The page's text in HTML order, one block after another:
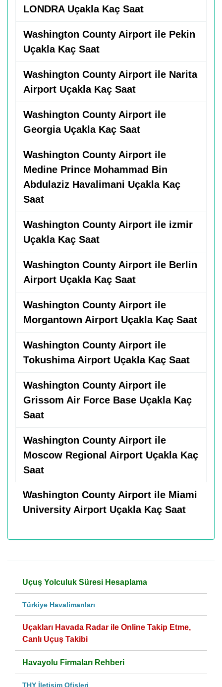
LONDRA Uçakla Kaç Saat
Washington County Airport ile Pekin
Uçakla Kaç Saat
Washington County Airport ile Narita
Airport Uçakla Kaç Saat
Washington County Airport ile
Georgia Uçakla Kaç Saat
Washington County Airport ile
Medine Prince Mohammad Bin
Abdulaziz Havalimani Uçakla Kaç
Saat
Washington County Airport ile izmir
Uçakla Kaç Saat
Washington County Airport ile Berlin
Airport Uçakla Kaç Saat
Washington County Airport ile
Morgantown Airport Uçakla Kaç Saat
Washington County Airport ile
Tokushima Airport Uçakla Kaç Saat
Washington County Airport ile
Grissom Air Force Base Uçakla Kaç
Saat
Washington County Airport ile
Moscow Regional Airport Uçakla Kaç
Saat
Washington County Airport ile Miami
University Airport Uçakla Kaç Saat
Uçuş Yolculuk Süresi Hesaplama
Türkiye Havalimanları
Uçakları Havada Radar ile Online Takip Etme,
Canlı Uçuş Takibi
Havayolu Firmaları Rehberi
THY İletişim Ofisleri